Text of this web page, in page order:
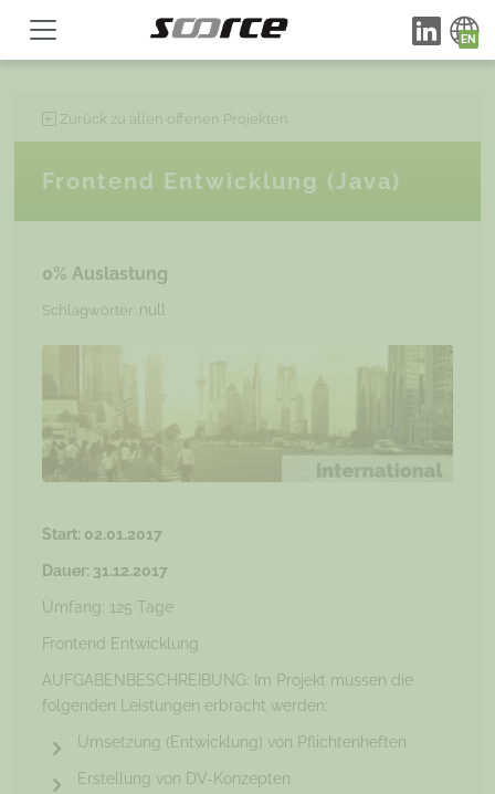
Zurück zu allen offenen Projekten
Frontend Entwicklung (Java)
0% Auslastung
Schlagwörter: null
Start: 02.01.2017
Dauer: 31.12.2017
Umfang: 125 Tage
Frontend Entwicklung
AUFGABENBESCHREIBUNG: Im Projekt müssen die
folgenden Leistungen erbracht werden:
Umsetzung (Entwicklung) von Pflichtenheften
Erstellung von DV-Konzepten